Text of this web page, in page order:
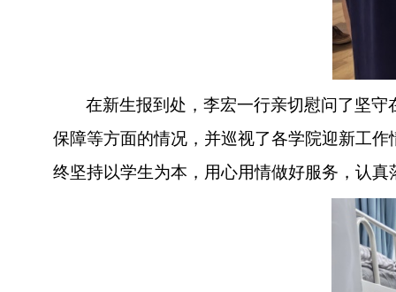
在新生报到处，李宏一行亲切慰问了坚
保障等方面的情况， 并巡视了各学院迎新工
终坚持以学生为本，用心用情做好服务，认